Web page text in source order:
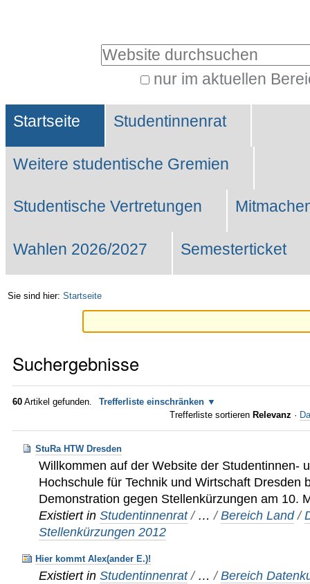
Website durchsuchen
nur im aktuellen
Suche…
Sektionen
Startseite Studentinnenrat
Weitere studentische Gremien
Studentische Vertretungen
Wahlen 2026/2027 Semesterticket
Sie sind hier: Startseite
Suchergebnisse
60 Artikel gefunden.
Trefferliste einschränken
Trefferliste sortieren Relevanz ·
StuRa HTW Dresden
Willkommen auf der Website der Studentinnen-
Hochschule für Technik und Wirtschaft Dresden
Demonstration gegen Stellenkürzungen am 10.
Existiert in Studentinnenrat / …/Bereich Land /
Stellenkürzungen 2012
Hier kommt Alex(ander E.)!
Existiert in Studentinnenrat / …/Bereich